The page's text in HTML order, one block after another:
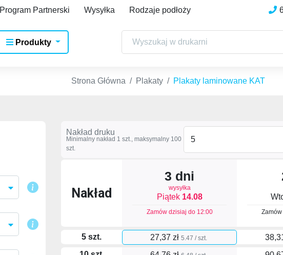
Program Partnerski Wysyłka Rodzaje podłoży
Produkty
Strona Główna Plakaty Plakaty laminowane KAT
Nakład druku
Minimalny nakład 1 szt., maksymalny 100
szt.
Nakład
3 dni
wysyłka
Piątek 14.08
Zamów dzisiaj do 12:00
5 szt. 27,37 zł 5.47 / szt.